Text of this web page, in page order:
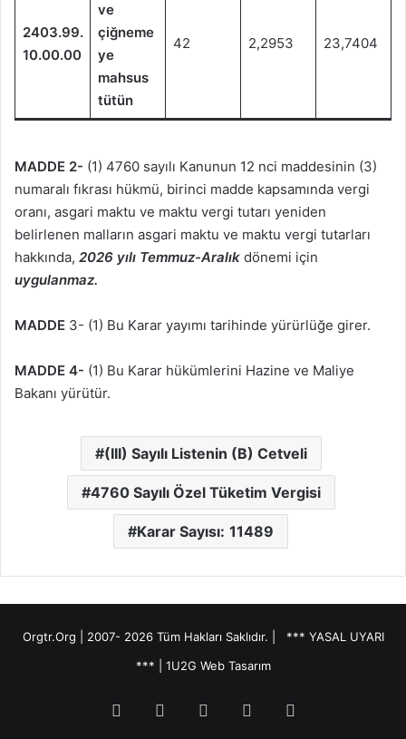
2403.99.
10.00.00
ve
çiğneme
ye
mahsus
tütün
42 2,2953 23,7404
MADDE 2- (1) 4760 sayılı Kanunun 12 nci maddesinin (3)
numaralı fıkrası hükmü, birinci madde kapsamında vergi
oranı, asgari maktu ve maktu vergi tutarı yeniden
belirlenen malların asgari maktu ve maktu vergi tutarları
hakkında, 2026 yılı Temmuz-Aralık dönemi için
uygulanmaz.
MADDE 3- (1) Bu Karar yayımı tarihinde yürürlüğe girer.
MADDE 4- (1) Bu Karar hükümlerini Hazine ve Maliye
Bakanı yürütür.
(III) Sayılı Listenin (B) Cetveli
4760 Sayılı Özel Tüketim Vergisi
Karar Sayısı: 11489
Orgtr.Org | 2007- 2026 Tüm Hakları Saklıdır. | *** YASAL UYARI
***
1U2G Web Tasarım
Facebook YouTube